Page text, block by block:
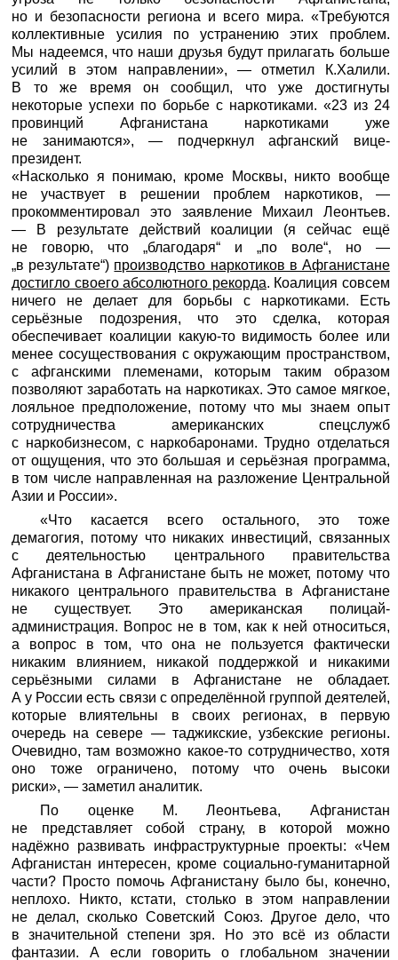
но и безопасности региона и всего мира. «Требуются
коллективные усилия по устранению этих проблем.
Мы надеемся, что наши друзья будут прилагать больше
усилий в этом направлении», — отметил К.Халили.
В то же время он сообщил, что уже достигнуты
некоторые успехи по борьбе с наркотиками. «23 из 24
провинций Афганистана наркотиками уже
не занимаются», — подчеркнул афганский вице-
президент.
«Насколько я понимаю, кроме Москвы, никто вообще
не участвует в решении проблем наркотиков, —
прокомментировал это заявление Михаил Леонтьев.
— В результате действий коалиции (я сейчас ещё
не говорю, что „благодаря“ и „по воле“, но —
„в результате“) производство наркотиков в Афганистане
достигло своего абсолютного рекорда. Коалиция совсем
ничего не делает для борьбы с наркотиками. Есть
серьёзные подозрения, что это сделка, которая
обеспечивает коалиции какую-то видимость более или
менее сосуществования с окружающим пространством,
с афганскими племенами, которым таким образом
позволяют заработать на наркотиках. Это самое мягкое,
лояльное предположение, потому что мы знаем опыт
сотрудничества американских спецслужб
с наркобизнесом, с наркобаронами. Трудно отделаться
от ощущения, что это большая и серьёзная программа,
в том числе направленная на разложение Центральной
Азии и России».
«Что касается всего остального, это тоже
демагогия, потому что никаких инвестиций, связанных
с деятельностью центрального правительства
Афганистана в Афганистане быть не может, потому что
никакого центрального правительства в Афганистане
не существует. Это американская полицай-
администрация. Вопрос не в том, как к ней относиться,
а вопрос в том, что она не пользуется фактически
никаким влиянием, никакой поддержкой и никакими
серьёзными силами в Афганистане не обладает.
А у России есть связи с определённой группой деятелей,
которые влиятельны в своих регионах, в первую
очередь на севере — таджикские, узбекские регионы.
Очевидно, там возможно какое-то сотрудничество, хотя
оно тоже ограничено, потому что очень высоки
риски», — заметил аналитик.
По оценке М. Леонтьева, Афганистан
не представляет собой страну, в которой можно
надёжно развивать инфраструктурные проекты: «Чем
Афганистан интересен, кроме социально-гуманитарной
части? Просто помочь Афганистану было бы, конечно,
неплохо. Никто, кстати, столько в этом направлении
не делал, сколько Советский Союз. Другое дело, что
в значительной степени зря. Но это всё из области
фантазии. А если говорить о глобальном значении